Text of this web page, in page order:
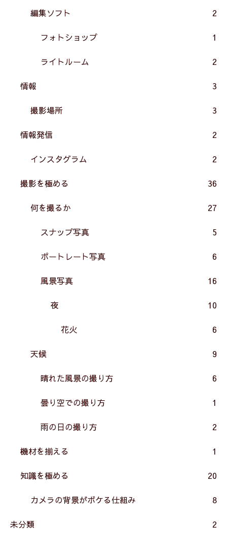
編集ソフト 2
フォトショップ 1
ライトルーム 2
情報 3
撮影場所 3
情報発信 2
インスタグラム 2
撮影を極める 36
何を撮るか 27
スナップ写真 5
ポートレート写真 6
風景写真 16
夜 10
花火 6
天候 9
晴れた風景の撮り方 6
曇り空での撮り方 1
雨の日の撮り方 2
機材を揃える 1
知識を極める 20
カメラの背景がボケる仕組み 8
未分類 2